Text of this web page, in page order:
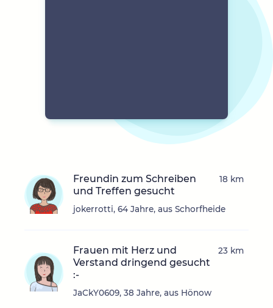
Freundin zum Schreiben
und Treffen gesucht
jokerrotti, 64 Jahre, aus Schorfheide
18 km
Frauen mit Herz und
Verstand dringend gesucht
:-
JaCkY0609, 38 Jahre, aus Hönow
23 km